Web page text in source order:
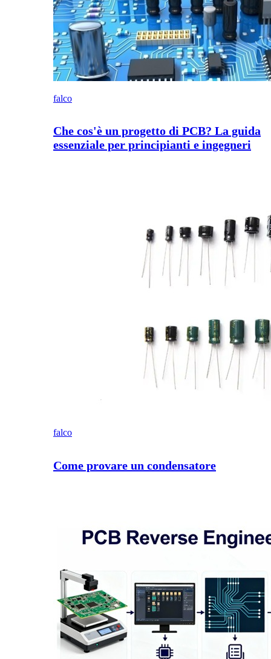
falco
Che cos'è un progetto di PCB? La guida
essenziale per principianti e ingegneri
falco
Come provare un condensatore